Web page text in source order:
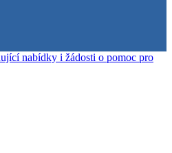
nabídky i žádosti o pomoc pro